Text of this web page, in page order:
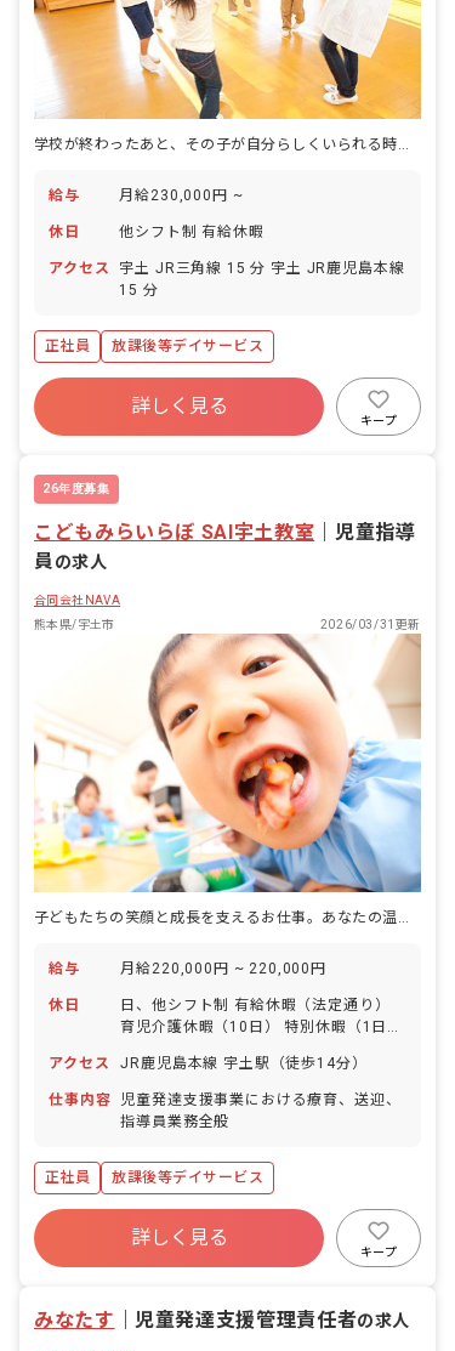
学校が終わったあと、その子が自分らしくいられる時間をつくる仕事です。
給与 月給230,000円 ~
休日 他シフト制 有給休暇
アクセス
宇土 JR三角線 15 分 宇土 JR鹿児島本線
15 分
正社員 放課後等デイサービス
詳しく見る
キープ
26年度募集
こどもみらいらぼ SAI宇土教室
児童指導
員の求人
合同会社NAVA
熊本県/宇土市
2026/03/31更新
子どもたちの笑顔と成長を支えるお仕事。あなたの温かい気持ちが未来を育みます。
給与 月給220,000円 ~ 220,000円
休日
日、他シフト制 有給休暇（法定通り）
育児介護休暇（10日） 特別休暇（1日）
アクセス
JR鹿児島本線 宇土駅（徒歩14分）
仕事内容
児童発達支援事業における療育、送迎、
指導員業務全般
正社員 放課後等デイサービス
詳しく見る
キープ
みなたす ｜児童発達支援管理責任者の求人